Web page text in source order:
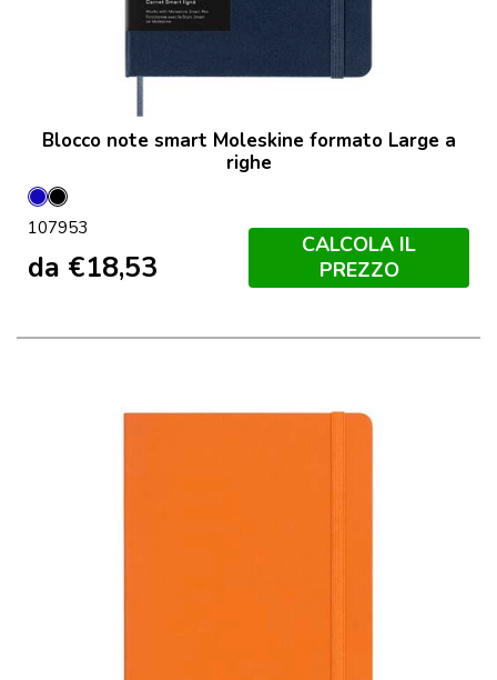
Blocco note smart Moleskine formato Large a
righe
BluNero
107953
da €18,53
CALCOLA IL
PREZZO